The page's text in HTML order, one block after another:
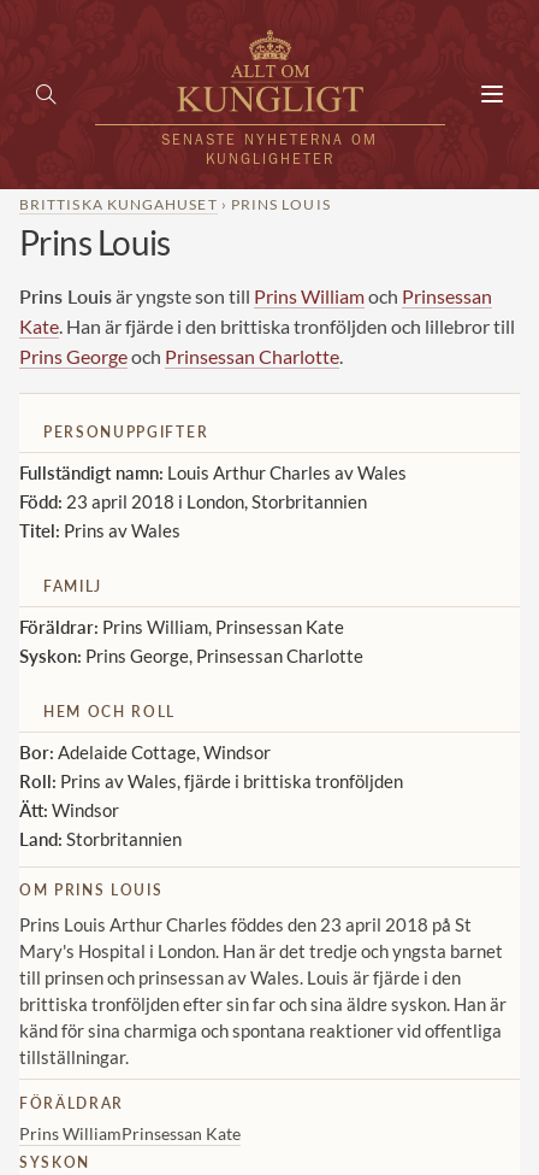
SENASTE NYHETERNA OM
KUNGLIGHETER
KUNGAFAMILJEN
UTLÄNDSKT
VÄRLDENS KUNGAHUS
Svenska kungahuset
Danska kungahuset
Spanska kungahuset
Belgiska kungahuset
Jordanska kungahuset
Luxemburgska storhertighuset
Thailändska kungahuset
Marockanska kungahuset
Monacos furstehus
REDAKTION
BRITTISKA KUNGAHUSET › PRINS LOUIS
Prins Louis
Prins Louisär yngste son till Prins Williamoch Prinsessan
Kate . Han är fjärde i den brittiska tronföljden och lillebror till
Prins Georgeoch Prinsessan Charlotte
PERSONUPPGIFTER
Fullständigt namn: Louis Arthur Charles av Wales
Född: 23 april 2018 i London, Storbritannien
Titel: Prins av Wales
FAMILJ
Föräldrar: Prins William, Prinsessan Kate
Syskon: Prins George, Prinsessan Charlotte
HEM OCH ROLL
Bor: Adelaide Cottage, Windsor
Roll: Prins av Wales, fjärde i brittiska tronföljden
Ätt: Windsor
Land: Storbritannien
OM PRINS LOUIS
Prins Louis Arthur Charles föddes den 23 april 2018 på St
Mary's Hospital i London. Han är det tredje och yngsta barnet
till prinsen och prinsessan av Wales. Louis är fjärde i den
brittiska tronföljden efter sin far och sina äldre syskon. Han är
känd för sina charmiga och spontana reaktioner vid offentliga
tillställningar.
FÖRÄLDRAR
Prins WilliamPrinsessan Kate
SYSKON